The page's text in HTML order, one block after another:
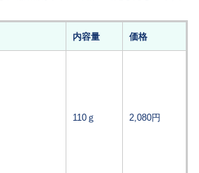
内容量 価格
110ｇ 2,080円